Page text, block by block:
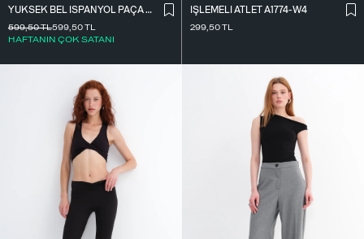
YÜKSEK BEL İ̇SPANYOL PAÇA TAYT TYT0048-E10
599,50TL
HAFTANIN ÇOK SATANI
599,50TL
İ̇ŞLEMELI ATLET A1774-W4
299,50TL